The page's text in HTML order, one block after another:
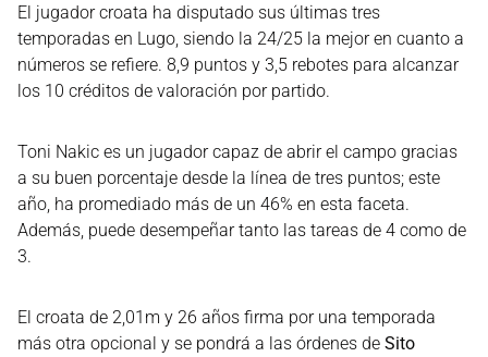
El jugador croata ha disputado sus últimas tres
temporadas en Lugo, siendo la 24/25 la mejor en cuanto a
números se refiere. 8,9 puntos y 3,5 rebotes para alcanzar
los 10 créditos de valoración por partido.
Toni Nakic es un jugador capaz de abrir el campo gracias
a su buen porcentaje desde la línea de tres puntos; este
año, ha promediado más de un 46% en esta faceta.
Además, puede desempeñar tanto las tareas de 4 como de
3.
El croata de 2,01m y 26 años firma por una temporada
más otra opcional y se pondrá a las órdenes de Sito